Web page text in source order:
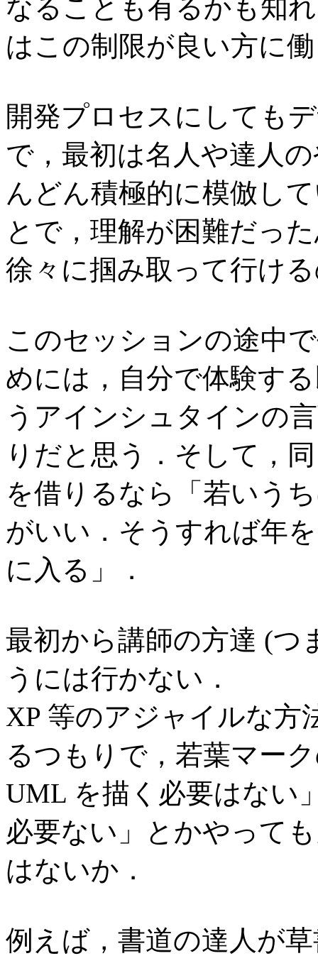
なることも有るかも知
はこの制限が良い方に
開発プロセスにしても
で，最初は名人や達人
んどん積極的に模倣し
とで，理解が困難だっ
徐々に掴み取って行け
このセッションの途中
めには，自分で体験す
うアインシュタインの
りだと思う．そして，
を借りるなら「若いう
がいい．そうすれば年
に入る」．
最初から講師の方達 (つ
うには行かない．
XP 等のアジャイルな方
るつもりで，若葉マー
UML を描く必要はない
必要ない」とかやって
はないか．
例えば，書道の達人が